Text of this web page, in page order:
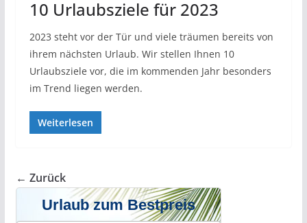
10 Urlaubsziele für 2023
2023 steht vor der Tür und viele träumen bereits von
ihrem nächsten Urlaub. Wir stellen Ihnen 10
Urlaubsziele vor, die im kommenden Jahr besonders
im Trend liegen werden.
Weiterlesen
← Zurück
Urlaub zum Bestpreis